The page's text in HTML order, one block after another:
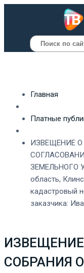
Поиск
Главная
Платные
ИЗВЕЩЕНИЕ
ЗЕМЕЛЬНОГО
область,
кадастровый
заказчика:
СОБРАНИЯ